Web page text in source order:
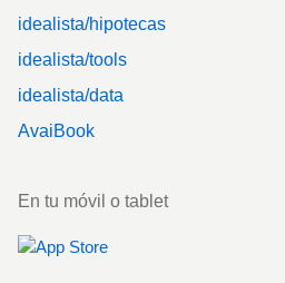
idealista/hipotecas
idealista/tools
idealista/data
AvaiBook
En tu móvil o tablet